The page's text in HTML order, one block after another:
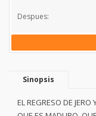
Despues:
Sinopsis
EL REGRESO DE JERO